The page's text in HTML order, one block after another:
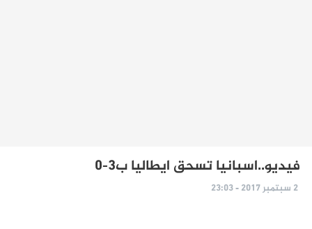
فيديو..اسبانيا تسحق ايطاليا ب3-0
2 سبتمبر 2017 - 23:03